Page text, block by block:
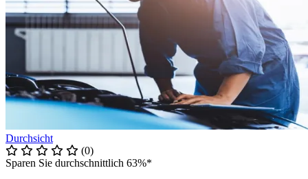
Durchsicht
(0)
Sparen Sie durchschnittlich 63%*